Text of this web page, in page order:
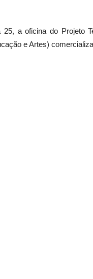
25, a oficina do Projeto
e Artes)